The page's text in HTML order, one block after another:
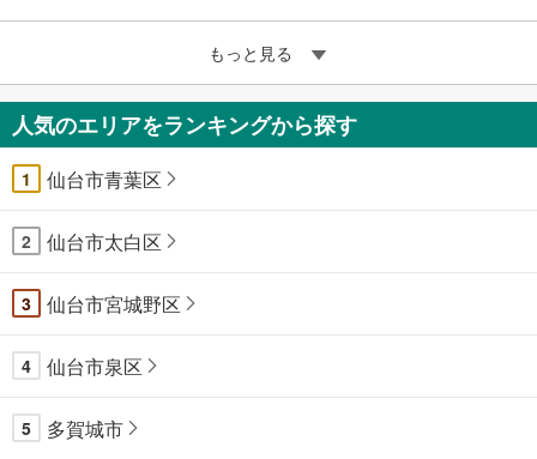
もっと見る
人気のエリアをランキングから探す
1 仙台市青葉区
2 仙台市太白区
3 仙台市宮城野区
4 仙台市泉区
5 多賀城市